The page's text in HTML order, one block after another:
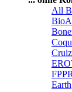
All
Earth